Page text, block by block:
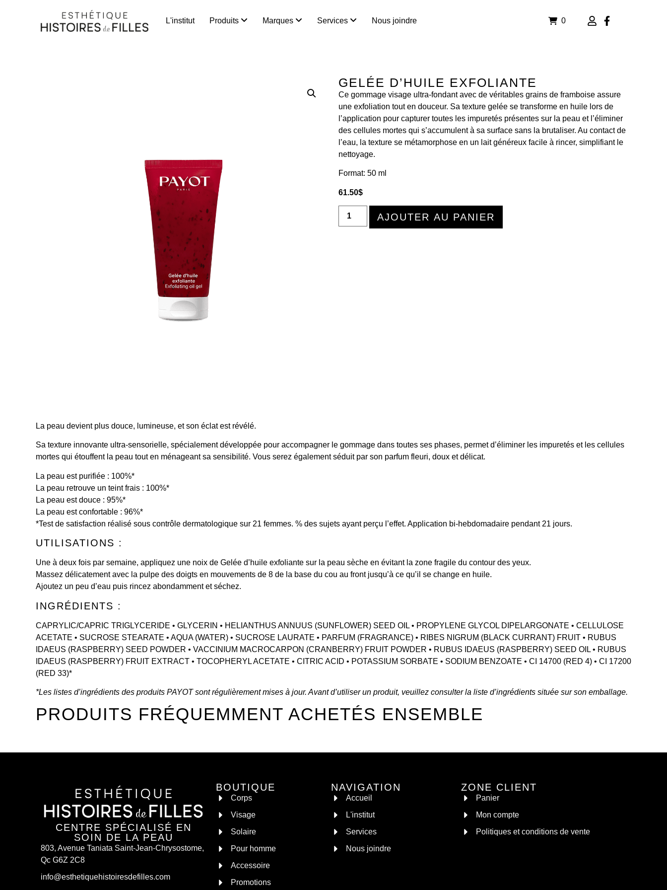
L'institut Produits Marques Services Nous joindre 0
GELÉE D’HUILE EXFOLIANTE
Ce gommage visage ultra-fondant avec de véritables grains de framboise assure
une exfoliation tout en douceur. Sa texture gelée se transforme en huile lors de
l’application pour capturer toutes les impuretés présentes sur la peau et l’éliminer
des cellules mortes qui s’accumulent à sa surface sans la brutaliser. Au contact de
l’eau, la texture se métamorphose en un lait généreux facile à rincer, simplifiant le
nettoyage.
Format: 50 ml
61.50$
AJOUTER AU PANIER
La peau devient plus douce, lumineuse, et son éclat est révélé.
Sa texture innovante ultra-sensorielle, spécialement développée pour accompagner le gommage dans toutes ses phases, permet d’éliminer les impuretés et les cellules
mortes qui étouffent la peau tout en ménageant sa sensibilité. Vous serez également séduit par son parfum fleuri, doux et délicat.
La peau est purifiée : 100%*
La peau retrouve un teint frais : 100%*
La peau est douce : 95%*
La peau est confortable : 96%*
*Test de satisfaction réalisé sous contrôle dermatologique sur 21 femmes. % des sujets ayant perçu l’effet. Application bi-hebdomadaire pendant 21 jours.
UTILISATIONS :
Une à deux fois par semaine, appliquez une noix de Gelée d’huile exfoliante sur la peau sèche en évitant la zone fragile du contour des yeux.
Massez délicatement avec la pulpe des doigts en mouvements de 8 de la base du cou au front jusqu’à ce qu’il se change en huile.
Ajoutez un peu d’eau puis rincez abondamment et séchez.
INGRÉDIENTS :
CAPRYLIC/CAPRIC TRIGLYCERIDE • GLYCERIN • HELIANTHUS ANNUUS (SUNFLOWER) SEED OIL • PROPYLENE GLYCOL DIPELARGONATE • CELLULOSE
ACETATE • SUCROSE STEARATE • AQUA (WATER) • SUCROSE LAURATE • PARFUM (FRAGRANCE) • RIBES NIGRUM (BLACK CURRANT) FRUIT • RUBUS
IDAEUS (RASPBERRY) SEED POWDER • VACCINIUM MACROCARPON (CRANBERRY) FRUIT POWDER • RUBUS IDAEUS (RASPBERRY) SEED OIL • RUBUS
IDAEUS (RASPBERRY) FRUIT EXTRACT • TOCOPHERYL ACETATE • CITRIC ACID • POTASSIUM SORBATE • SODIUM BENZOATE • CI 14700 (RED 4) • CI 17200
(RED 33)*
*Les listes d’ingrédients des produits PAYOT sont régulièrement mises à jour. Avant d’utiliser un produit, veuillez consulter la liste d’ingrédients située sur son emballage.
PRODUITS FRÉQUEMMENT ACHETÉS ENSEMBLE
CENTRE SPÉCIALISÉ EN
SOIN DE LA PEAU
803, Avenue Taniata Saint-Jean-Chrysostome,
Qc G6Z 2C8
info@esthetiquehistoiresdefilles.com
BOUTIQUE
Corps
Visage
Solaire
Pour homme
Accessoire
Promotions
NAVIGATION
Accueil
L'institut
Services
Nous joindre
ZONE CLIENT
Panier
Mon compte
Politiques et conditions de vente